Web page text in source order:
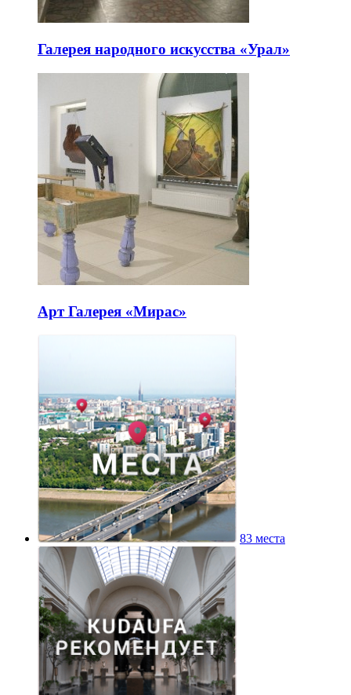
Галерея народного искусства «Урал»
Арт Галерея «Мирас»
83 места